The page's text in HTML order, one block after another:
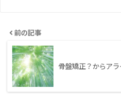
前の記事
骨盤矯正？からア